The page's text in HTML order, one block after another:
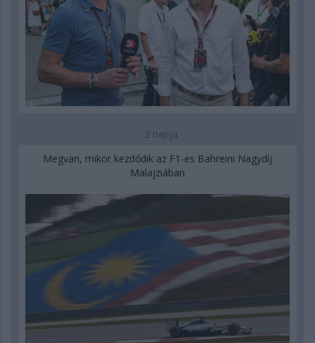
2 napja
Megvan, mikor kezdődik az F1-es Bahreini Nagydíj
Malajziában